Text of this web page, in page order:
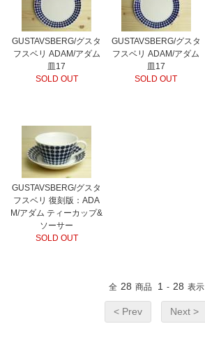
GUSTAVSBERG/グスタ
フスベリ ADAM/アダム
皿17
SOLD OUT
GUSTAVSBERG/グスタ
フスベリ ADAM/アダム
皿17
SOLD OUT
GUSTAVSBERG/グスタ
フスベリ 復刻版：ADA
M/アダム ティーカップ&
ソーサー
SOLD OUT
全 28 商品 1 - 28 表示
< Prev Next >